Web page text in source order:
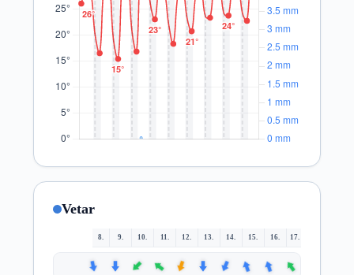
Vetar
8. 9. 10. 11. 12. 13. 14. 15. 16. 17.